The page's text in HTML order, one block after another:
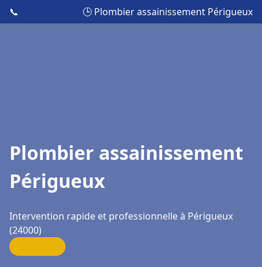
📞 🕒 Plombier assainissement Périgueux
Plombier assainissement
Périgueux
Intervention rapide et professionnelle à Périgueux
(24000)